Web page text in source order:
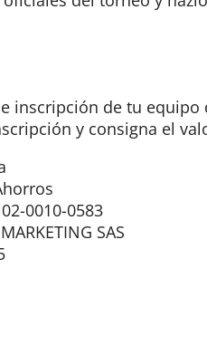
inscripción de tu equipo
y consigna el
0010-0583
SAS